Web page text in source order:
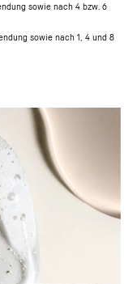
sowie nach 4 bzw. 6
sowie nach 1, 4 und 8